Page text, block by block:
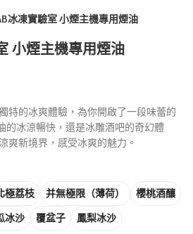
冰凍實驗室 小煙主機專用煙油
小煙主機專用煙油
特的冰爽體驗，為你開啟了一段味蕾的
的冰涼暢快，還是冰雕酒吧的奇幻體
爽新境界，感受冰爽的魅力。
極荔枝 并無極限（薄荷）
櫻桃酒釀
冰沙 覆盆子 鳳梨冰沙